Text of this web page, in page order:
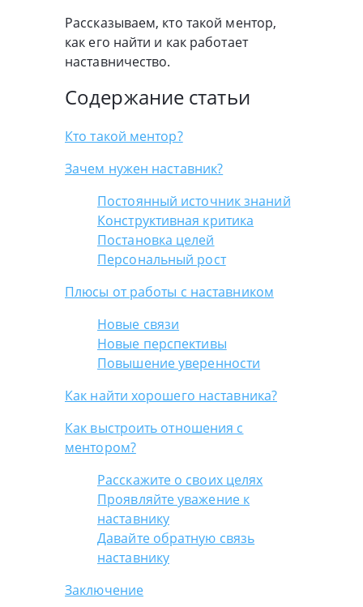
Рассказываем, кто такой ментор,
как его найти и как работает
наставничество.
Содержание статьи
Кто такой ментор?
Зачем нужен наставник?
Постоянный источник знаний
Конструктивная критика
Постановка целей
Персональный рост
Плюсы от работы с наставником
Новые связи
Новые перспективы
Повышение уверенности
Как найти хорошего наставника?
Как выстроить отношения с
ментором?
Расскажите о своих целях
Проявляйте уважение к
наставнику
Давайте обратную связь
наставнику
Заключение